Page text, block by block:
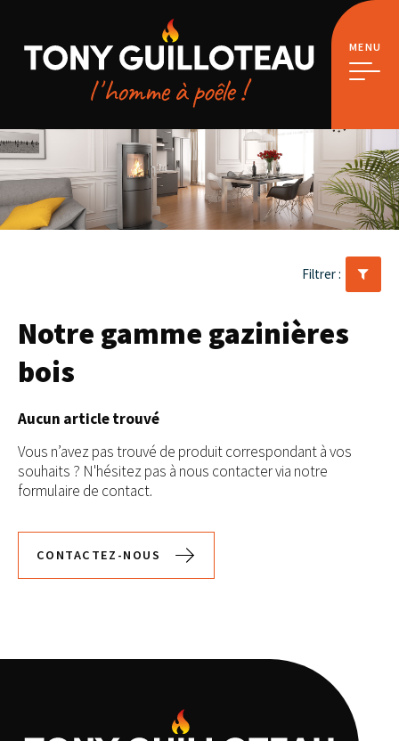
MENU
Notre gamme gazinières
bois
Aucun article trouvé
Vous n’avez pas trouvé de produit correspondant à vos
souhaits ? N'hésitez pas à nous contacter via notre
formulaire de contact.
CONTACTEZ-NOUS